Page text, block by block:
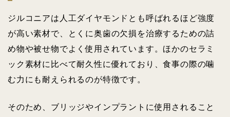
ジルコニアは人工ダイヤモンドとも呼ばれるほど強度
が高い素材で、とくに奥歯の欠損を治療するための詰
め物や被せ物でよく使用されています。ほかのセラミ
ック素材に比べて耐久性に優れており、食事の際の噛
む力にも耐えられるのが特徴です。
そのため、ブリッジやインプラントに使用されること